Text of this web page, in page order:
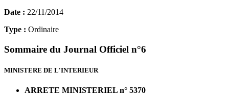
Date : 22/11/2014
Type : Ordinaire
Sommaire du Journal Officiel n°6
MINISTERE DE L'INTERIEUR
ARRETE MINISTERIEL n° 5370